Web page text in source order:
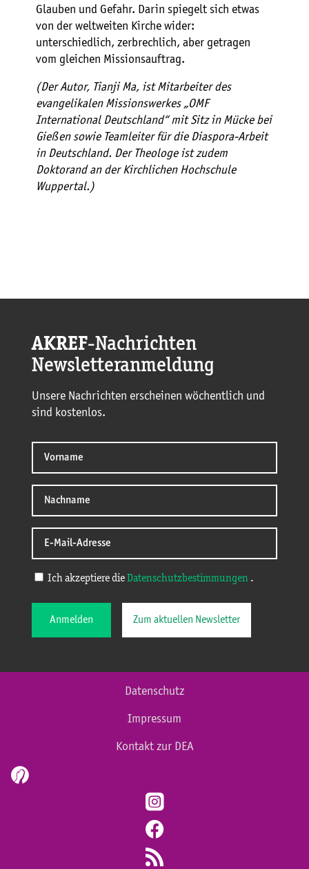
Glauben und Gefahr. Darin spiegelt sich etwas
von der weltweiten Kirche wider:
unterschiedlich, zerbrechlich, aber getragen
vom gleichen Missionsauftrag.
(Der Autor, Tianji Ma, ist Mitarbeiter des
evangelikalen Missionswerkes „OMF
International Deutschland“ mit Sitz in Mücke bei
Gießen sowie Teamleiter für die Diaspora-Arbeit
in Deutschland. Der Theologe ist zudem
Doktorand an der Kirchlichen Hochschule
Wuppertal.)
AKREF-Nachrichten
Newsletteranmeldung
Unsere Nachrichten erscheinen wöchentlich und
sind kostenlos.
Ich akzeptiere die Datenschutzbestimmungen .
Anmelden Zum aktuellen Newsletter
Datenschutz
Impressum
Kontakt zur DEA